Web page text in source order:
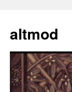
springen
altmod